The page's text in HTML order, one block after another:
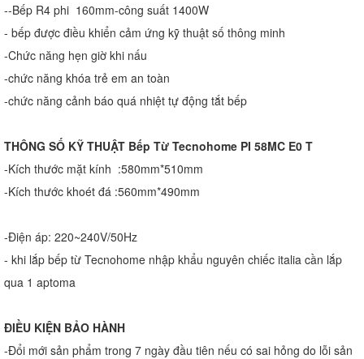
--Bếp R4 phi 160mm-công suất 1400W
- bếp được điều khiển cảm ứng kỹ thuật số thông minh
-Chức năng hẹn giờ khi nấu
-chức năng khóa trẻ em an toàn
-chức năng cảnh báo quá nhiệt tự động tắt bếp
THÔNG SỐ KỸ THUẬT Bếp Từ Tecnohome PI 58MC E0 T
-Kích thước mặt kính :580mm*510mm
-Kích thước khoét đá :560mm*490mm
-Điện áp: 220~240V/50Hz
- khi lắp bếp từ Tecnohome nhập khẩu nguyên chiếc italia cần lắp
qua 1 aptoma
ĐIỀU KIỆN BẢO HÀNH
-Đổi mới sản phẩm trong 7 ngày đầu tiên nếu có sai hỏng do lỗi sản